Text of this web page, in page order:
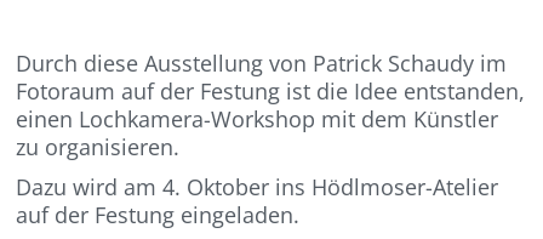
Durch diese Ausstellung von Patrick Schaudy im
Fotoraum auf der Festung ist die Idee entstanden,
einen Lochkamera-Workshop mit dem Künstler
zu organisieren.
Dazu wird am 4. Oktober ins Hödlmoser-Atelier
auf der Festung eingeladen.